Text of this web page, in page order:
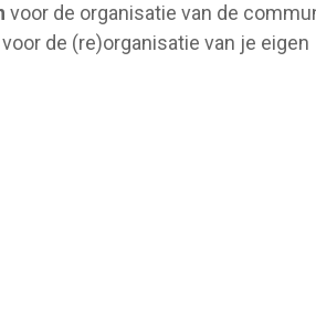
voor de organisatie van de
de (re)organisatie van je eigen